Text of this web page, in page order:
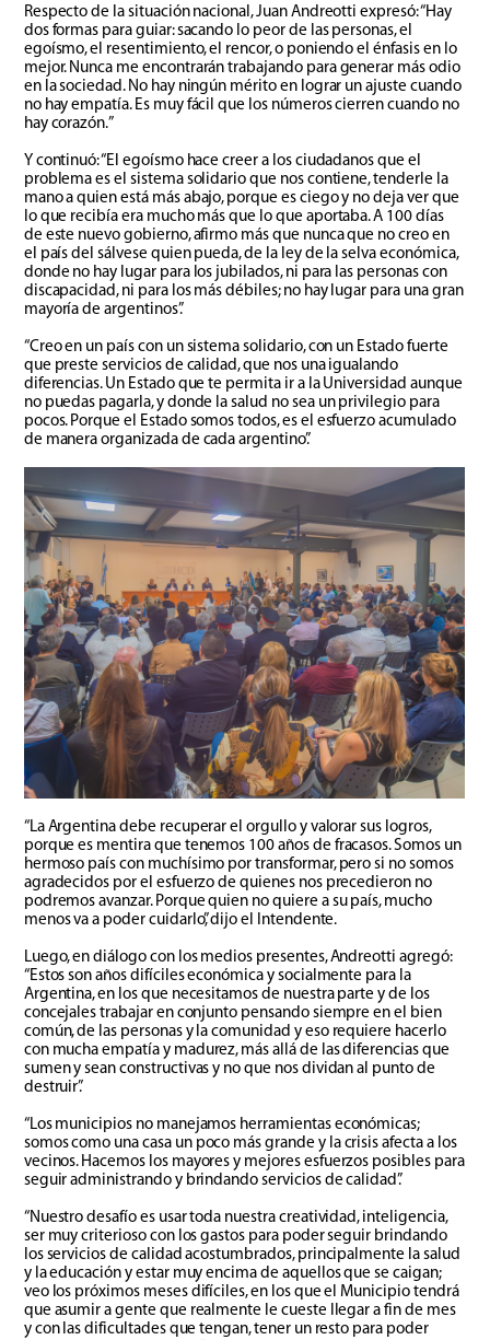
Respecto de la situación nacional, Juan Andreotti expresó: “Hay
dos formas para guiar: sacando lo peor de las personas, el
egoísmo, el resentimiento, el rencor, o poniendo el énfasis en lo
mejor. Nunca me encontrarán trabajando para generar más odio
en la sociedad. No hay ningún mérito en lograr un ajuste cuando
no hay empatía. Es muy fácil que los números cierren cuando no
hay corazón.”
Y continuó: “El egoísmo hace creer a los ciudadanos que el
problema es el sistema solidario que nos contiene, tenderle la
mano a quien está más abajo, porque es ciego y no deja ver que
lo que recibía era mucho más que lo que aportaba. A 100 días
de este nuevo gobierno, afirmo más que nunca que no creo en
el país del sálvese quien pueda, de la ley de la selva económica,
donde no hay lugar para los jubilados, ni para las personas con
discapacidad, ni para los más débiles; no hay lugar para una gran
mayoría de argentinos”.
“Creo en un país con un sistema solidario, con un Estado fuerte
que preste servicios de calidad, que nos una igualando
diferencias. Un Estado que te permita ir a la Universidad aunque
no puedas pagarla, y donde la salud no sea un privilegio para
pocos. Porque el Estado somos todos, es el esfuerzo acumulado
de manera organizada de cada argentino”.
“La Argentina debe recuperar el orgullo y valorar sus logros,
porque es mentira que tenemos 100 años de fracasos. Somos un
hermoso país con muchísimo por transformar, pero si no somos
agradecidos por el esfuerzo de quienes nos precedieron no
podremos avanzar. Porque quien no quiere a su país, mucho
menos va a poder cuidarlo”, dijo el Intendente.
Luego, en diálogo con los medios presentes, Andreotti agregó:
“Estos son años difíciles económica y socialmente para la
Argentina, en los que necesitamos de nuestra parte y de los
concejales trabajar en conjunto pensando siempre en el bien
común, de las personas y la comunidad y eso requiere hacerlo
con mucha empatía y madurez, más allá de las diferencias que
sumen y sean constructivas y no que nos dividan al punto de
destruir”.
“Los municipios no manejamos herramientas económicas;
somos como una casa un poco más grande y la crisis afecta a los
vecinos. Hacemos los mayores y mejores esfuerzos posibles para
seguir administrando y brindando servicios de calidad”.
“Nuestro desafío es usar toda nuestra creatividad, inteligencia,
ser muy criterioso con los gastos para poder seguir brindando
los servicios de calidad acostumbrados, principalmente la salud
y la educación y estar muy encima de aquellos que se caigan;
veo los próximos meses difíciles, en los que el Municipio tendrá
que asumir a gente que realmente le cueste llegar a fin de mes
y con las dificultades que tengan, tener un resto para poder